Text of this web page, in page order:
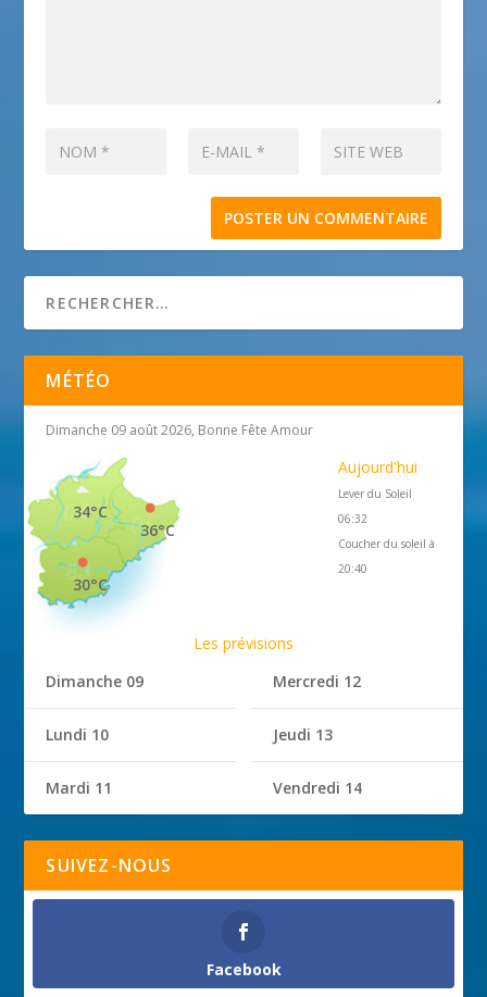
MÉTÉO
Dimanche 09 août 2026, Bonne Fête Amour
36°C
34°C
30°C
Aujourd'hui
Lever du Soleil
06:32
Coucher du soleil à
20:40
Les prévisions
Dimanche 09
Lundi 10
Mardi 11
Mercredi 12
Jeudi 13
Vendredi 14
SUIVEZ-NOUS
Facebook